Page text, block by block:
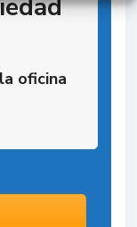
oficina